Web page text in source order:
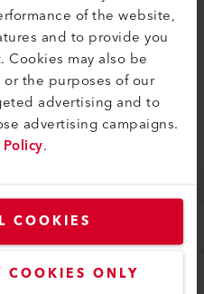
of the website,
and to provide you
may also be
the purposes of our
advertising and to
advertising campaigns.
.
COOKIES
COOKIES ONLY